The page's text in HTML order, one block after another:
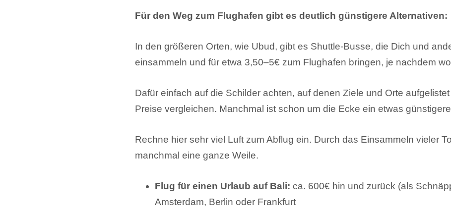
Für den Weg zum Flughafen gibt es deutlich günstigere Alternativen:
In den größeren Orten, wie Ubud, gibt es Shuttle-Busse, die Dich und
einsammeln und für etwa 3,50–5€ zum Flughafen bringen, je nachdem
Dafür einfach auf die Schilder achten, auf denen Ziele und Orte
Preise vergleichen. Manchmal ist schon um die Ecke ein etwas
Rechne hier sehr viel Luft zum Abflug ein. Durch das Einsammeln vieler
manchmal eine ganze Weile.
Flug für einen Urlaub auf Bali: ca. 600€ hin und zurück (als
Amsterdam, Berlin oder Frankfurt